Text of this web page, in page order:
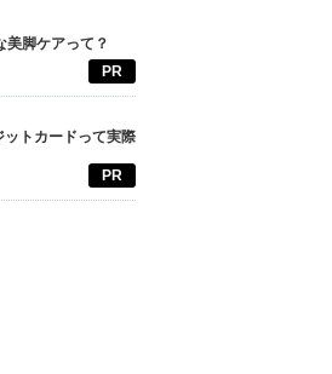
美脚ケアって？
PR
トカードって実際
PR